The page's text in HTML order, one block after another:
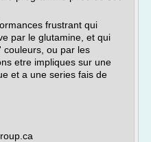
frustrant qui
par le glutamine, et qui
couleurs, ou par les
etre impliques sur une
et a une series fais de